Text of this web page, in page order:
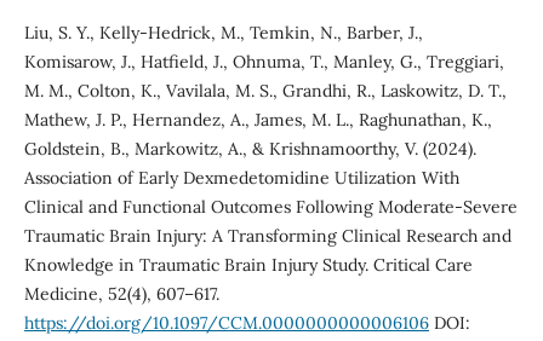
Liu, S. Y., Kelly-Hedrick, M., Temkin, N., Barber, J.,
Komisarow, J., Hatfield, J., Ohnuma, T., Manley, G., Treggiari,
M. M., Colton, K., Vavilala, M. S., Grandhi, R., Laskowitz, D. T.,
Mathew, J. P., Hernandez, A., James, M. L., Raghunathan, K.,
Goldstein, B., Markowitz, A., & Krishnamoorthy, V. (2024).
Association of Early Dexmedetomidine Utilization With
Clinical and Functional Outcomes Following Moderate-Severe
Traumatic Brain Injury: A Transforming Clinical Research and
Knowledge in Traumatic Brain Injury Study. Critical Care
Medicine, 52(4), 607–617.
https://doi.org/10.1097/CCM.0000000000006106DOI: